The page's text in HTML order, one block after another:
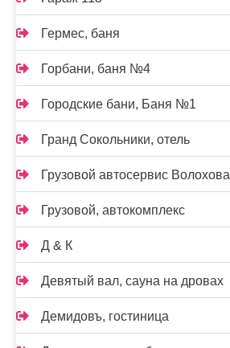
Гермес, баня
Горбани, баня №4
Городские бани, Баня №1
Гранд Сокольники, отель
Грузовой автосервис Волохова
Грузовой, автокомплекс
Д & К
Девятый вал, сауна на дровах
Демидовъ, гостиница